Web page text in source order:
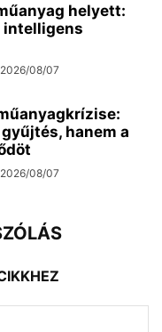
helyett:
intelligens
2026/08/07
hanem a
2026/08/07